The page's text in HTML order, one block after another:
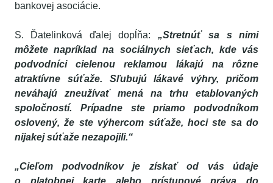
bankovej asociácie.
S. Ďatelinková ďalej dopĺňa: „Stretnúť sa s nimi
môžete napríklad na sociálnych sieťach, kde vás
podvodníci cielenou reklamou lákajú na rôzne
atraktívne súťaže. Sľubujú lákavé výhry, pričom
neváhajú zneužívať mená na trhu etablovaných
spoločností. Prípadne ste priamo podvodníkom
oslovený, že ste výhercom súťaže, hoci ste sa do
nijakej súťaže nezapojili.“
„Cieľom podvodníkov je získať od vás údaje
o platobnej karte alebo prístupové práva do